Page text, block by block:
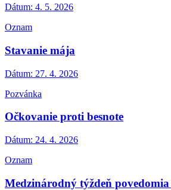
Dátum: 4. 5. 2026
Oznam
Stavanie mája
Dátum: 27. 4. 2026
Pozvánka
Očkovanie proti besnote
Dátum: 24. 4. 2026
Oznam
Medzinárodný týždeň